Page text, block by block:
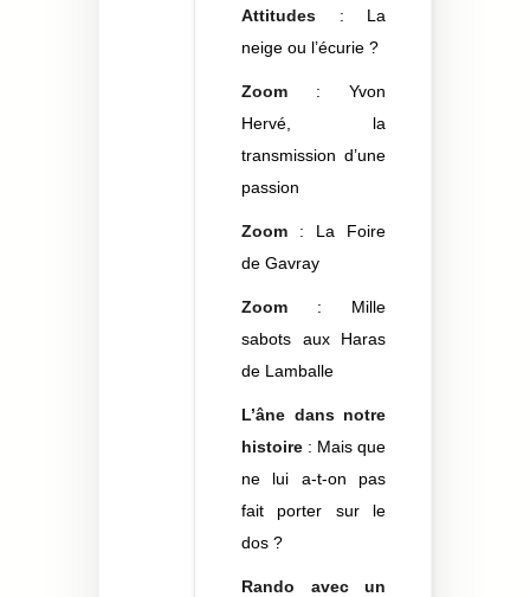
Attitudes : La
neige ou l’écurie ?
Zoom : Yvon
Hervé, la
transmission d’une
passion
Zoom : La Foire
de Gavray
Zoom : Mille
sabots aux Haras
de Lamballe
L’âne dans notre
histoire : Mais que
ne lui a-t-on pas
fait porter sur le
dos ?
Rando avec un